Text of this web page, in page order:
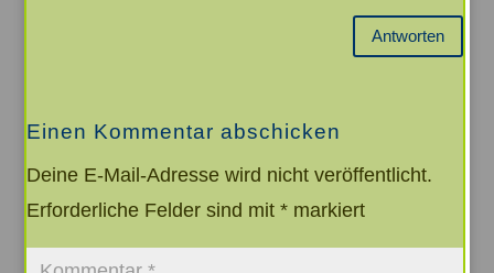
Antworten
Einen Kommentar abschicken
Deine E-Mail-Adresse wird nicht veröffentlicht.
Erforderliche Felder sind mit* markiert